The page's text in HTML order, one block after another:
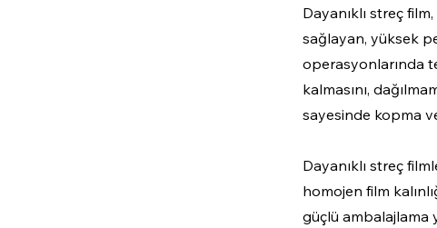
Dayanıklı streç
sağlayan, yüksek
operasyonlarında
kalmasını,
sayesinde kopma
Dayanıklı streç
homojen film
güçlü ambalajlama